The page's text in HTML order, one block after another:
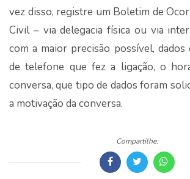
vez disso, registre um Boletim de
Civil – via delegacia física ou via
com a maior precisão possível,
de telefone que fez a ligação, o
conversa, que tipo de dados foram
a motivação da conversa.
Compartilhe: